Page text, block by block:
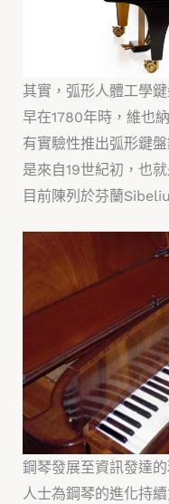
其實，弧形人體工學
早在1780年時，維也
有實驗性推出弧形鍵
是來自19世紀初，也
目前陳列於芬蘭
鋼琴發展至資訊發達
人士為鋼琴的進化持